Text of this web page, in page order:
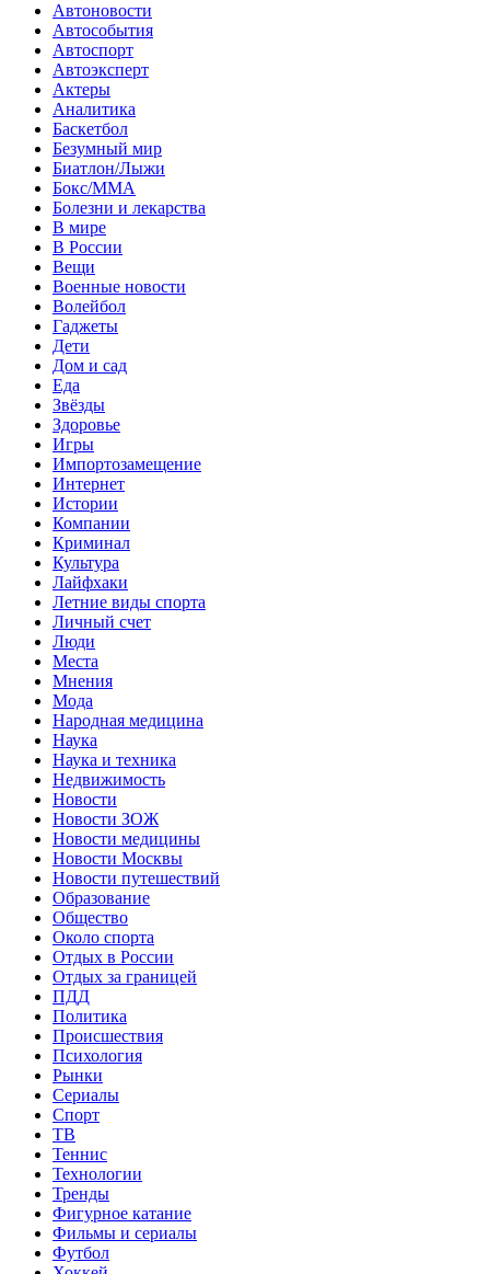
Автоновости
Автособытия
Автоспорт
Автоэксперт
Актеры
Аналитика
Баскетбол
Безумный мир
Биатлон/Лыжи
Бокс/MMA
Болезни и лекарства
В мире
В России
Вещи
Военные новости
Волейбол
Гаджеты
Дети
Дом и сад
Еда
Звёзды
Здоровье
Игры
Импортозамещение
Интернет
Истории
Компании
Криминал
Культура
Лайфхаки
Летние виды спорта
Личный счет
Люди
Места
Мнения
Мода
Народная медицина
Наука
Наука и техника
Недвижимость
Новости
Новости ЗОЖ
Новости медицины
Новости Москвы
Новости путешествий
Образование
Общество
Около спорта
Отдых в России
Отдых за границей
ПДД
Политика
Происшествия
Психология
Рынки
Сериалы
Спорт
ТВ
Теннис
Технологии
Тренды
Фигурное катание
Фильмы и сериалы
Футбол